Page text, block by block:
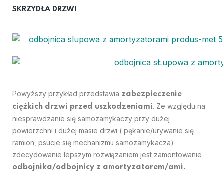
SKRZYDŁA DRZWI
Powyższy przykład przedstawia zabezpieczenie
ciężkich drzwi przed uszkodzeniami. Ze względu na
niesprawdzanie się samozamykaczy przy dużej
powierzchni i dużej masie drzwi ( pękanie/urywanie się
ramion, psucie się mechanizmu samozamykacza)
zdecydowanie lepszym rozwiązaniem jest zamontowanie
odbojnika/odbojnicy z amortyzatorem/ami.